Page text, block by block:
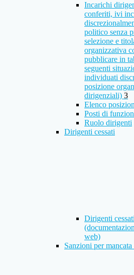
Incarichi
conferiti, ivi
politico senza
selezione e
organizzativa
pubblicare in
seguenti
individuati
posizione
dirigenziali) 3
Elenco
Posti di
Ruolo dirigenti
Dirigenti cessati
Dirigenti
web)
Sanzioni per